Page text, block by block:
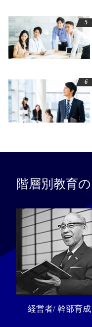
階層別教育
経営者/ 幹部育成